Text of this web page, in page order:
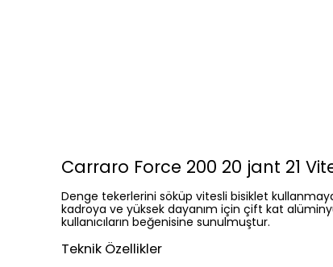
Carraro Force 200 20 jant 21
Denge tekerlerini söküp vitesli bisiklet
kadroya ve yüksek dayanım için çift kat
kullanıcıların beğenisine sunulmuştur.
Teknik Özellikler